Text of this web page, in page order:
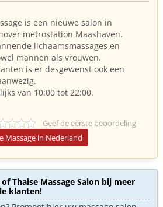
is een nieuwe salon in
metrostation Maashaven.
lichaamsmassages en
mannen als vrouwen.
is er desgewenst ook een
van 10:00 tot 22:00.
Geef de eerste beoordeling
Massage in Nederland
Thaise Massage Salon bij meer
klanten!